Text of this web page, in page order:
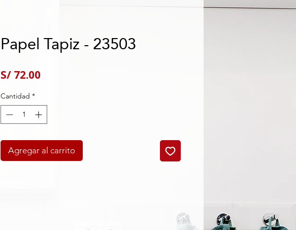
Papel Tapiz - 23503
S/ 72.00Precio
Cantidad *
Agregar al carrito